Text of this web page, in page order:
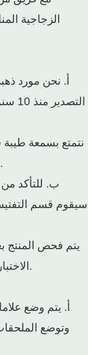
الزجاجية
أ. نحن مورد
نتمتع بسمعة طيبة
الأمد والمتبادل المنفعة فلسفتنا الإدارية.
ب. للتأكد
سيقوم قسم
يتم فحص المنتج
الاختبارات والشهادات اللازمة بناءً على طلبكم.
أ. يتم وضع
وتوضع